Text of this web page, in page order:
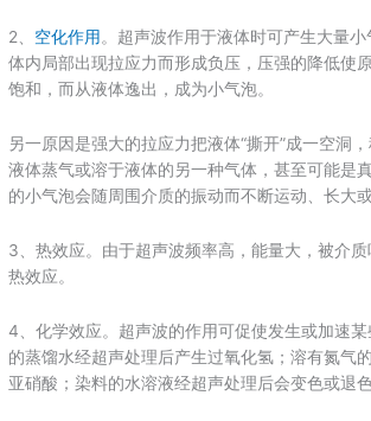
2、 空化作用 。超声波作用于液体时可产生大量
体内局部出现拉应力而形成负压，压强的降低使
饱和，而从液体逸出，成为小气泡。
另一原因是强大的拉应力把液体“撕开”成一空洞
液体蒸气或溶于液体的另一种气体，甚至可能是
的小气泡会随周围介质的振动而不断运动、长大或
3、热效应。由于超声波频率高，能量大，被介
热效应。
4、化学效应。超声波的作用可促使发生或加速
的蒸馏水经超声处理后产生过氧化氢；溶有氮气
亚硝酸；染料的水溶液经超声处理后会变色或退色